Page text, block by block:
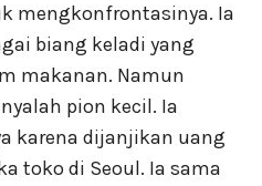
mengkonfrontasinya. Ia
biang keladi yang
makanan. Namun
pion kecil. Ia
karena dijanjikan uang
toko di Seoul. Ia sama